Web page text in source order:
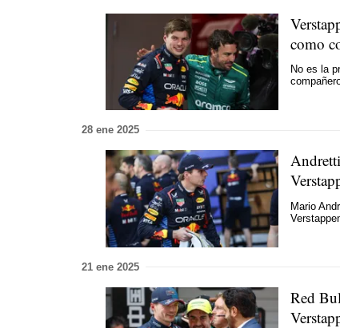
como
No es la
28 ene 2025
Mario
21 ene 2025
Red